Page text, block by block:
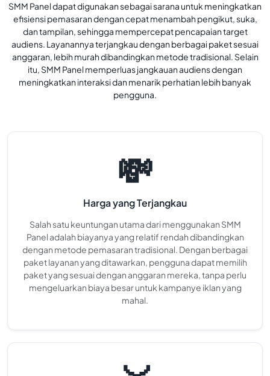
SMM Panel dapat digunakan sebagai sarana untuk meningkatkan
efisiensi pemasaran dengan cepat menambah pengikut, suka,
dan tampilan, sehingga mempercepat pencapaian target
audiens. Layanannya terjangkau dengan berbagai paket sesuai
anggaran, lebih murah dibandingkan metode tradisional. Selain
itu, SMM Panel memperluas jangkauan audiens dengan
meningkatkan interaksi dan menarik perhatian lebih banyak
pengguna.
💸
Harga yang Terjangkau
Salah satu keuntungan utama dari menggunakan SMM
Panel adalah biayanya yang relatif rendah dibandingkan
dengan metode pemasaran tradisional. Dengan berbagai
paket layanan yang ditawarkan, pengguna dapat memilih
paket yang sesuai dengan anggaran mereka, tanpa perlu
mengeluarkan biaya besar untuk kampanye iklan yang
mahal.